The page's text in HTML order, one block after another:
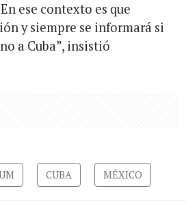
ese contexto es que
y siempre se informará si
a Cuba”, insistió
CUBA MÉXICO